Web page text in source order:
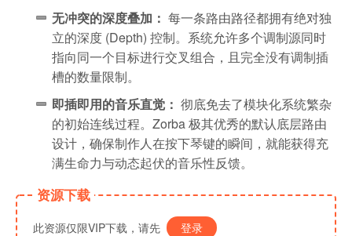
无冲突的深度叠加： 每一条路由路径都拥有绝对独
立的深度 (Depth) 控制。系统允许多个调制源同时
指向同一个目标进行交叉组合，且完全没有调制插
槽的数量限制。
即插即用的音乐直觉： 彻底免去了模块化系统繁杂
的初始连线过程。Zorba 极其优秀的默认底层路由
设计，确保制作人在按下琴键的瞬间，就能获得充
满生命力与动态起伏的音乐性反馈。
资源下载
此资源仅限VIP下载，请先 登录